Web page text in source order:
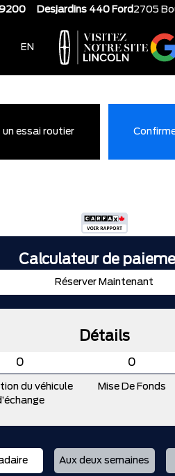
Desjardins 440 Ford2705
EN
un essai routier
Calculateur de
Réserver Maintenant
Détails
du véhicule
Mise De Fonds
Aux deux semaines